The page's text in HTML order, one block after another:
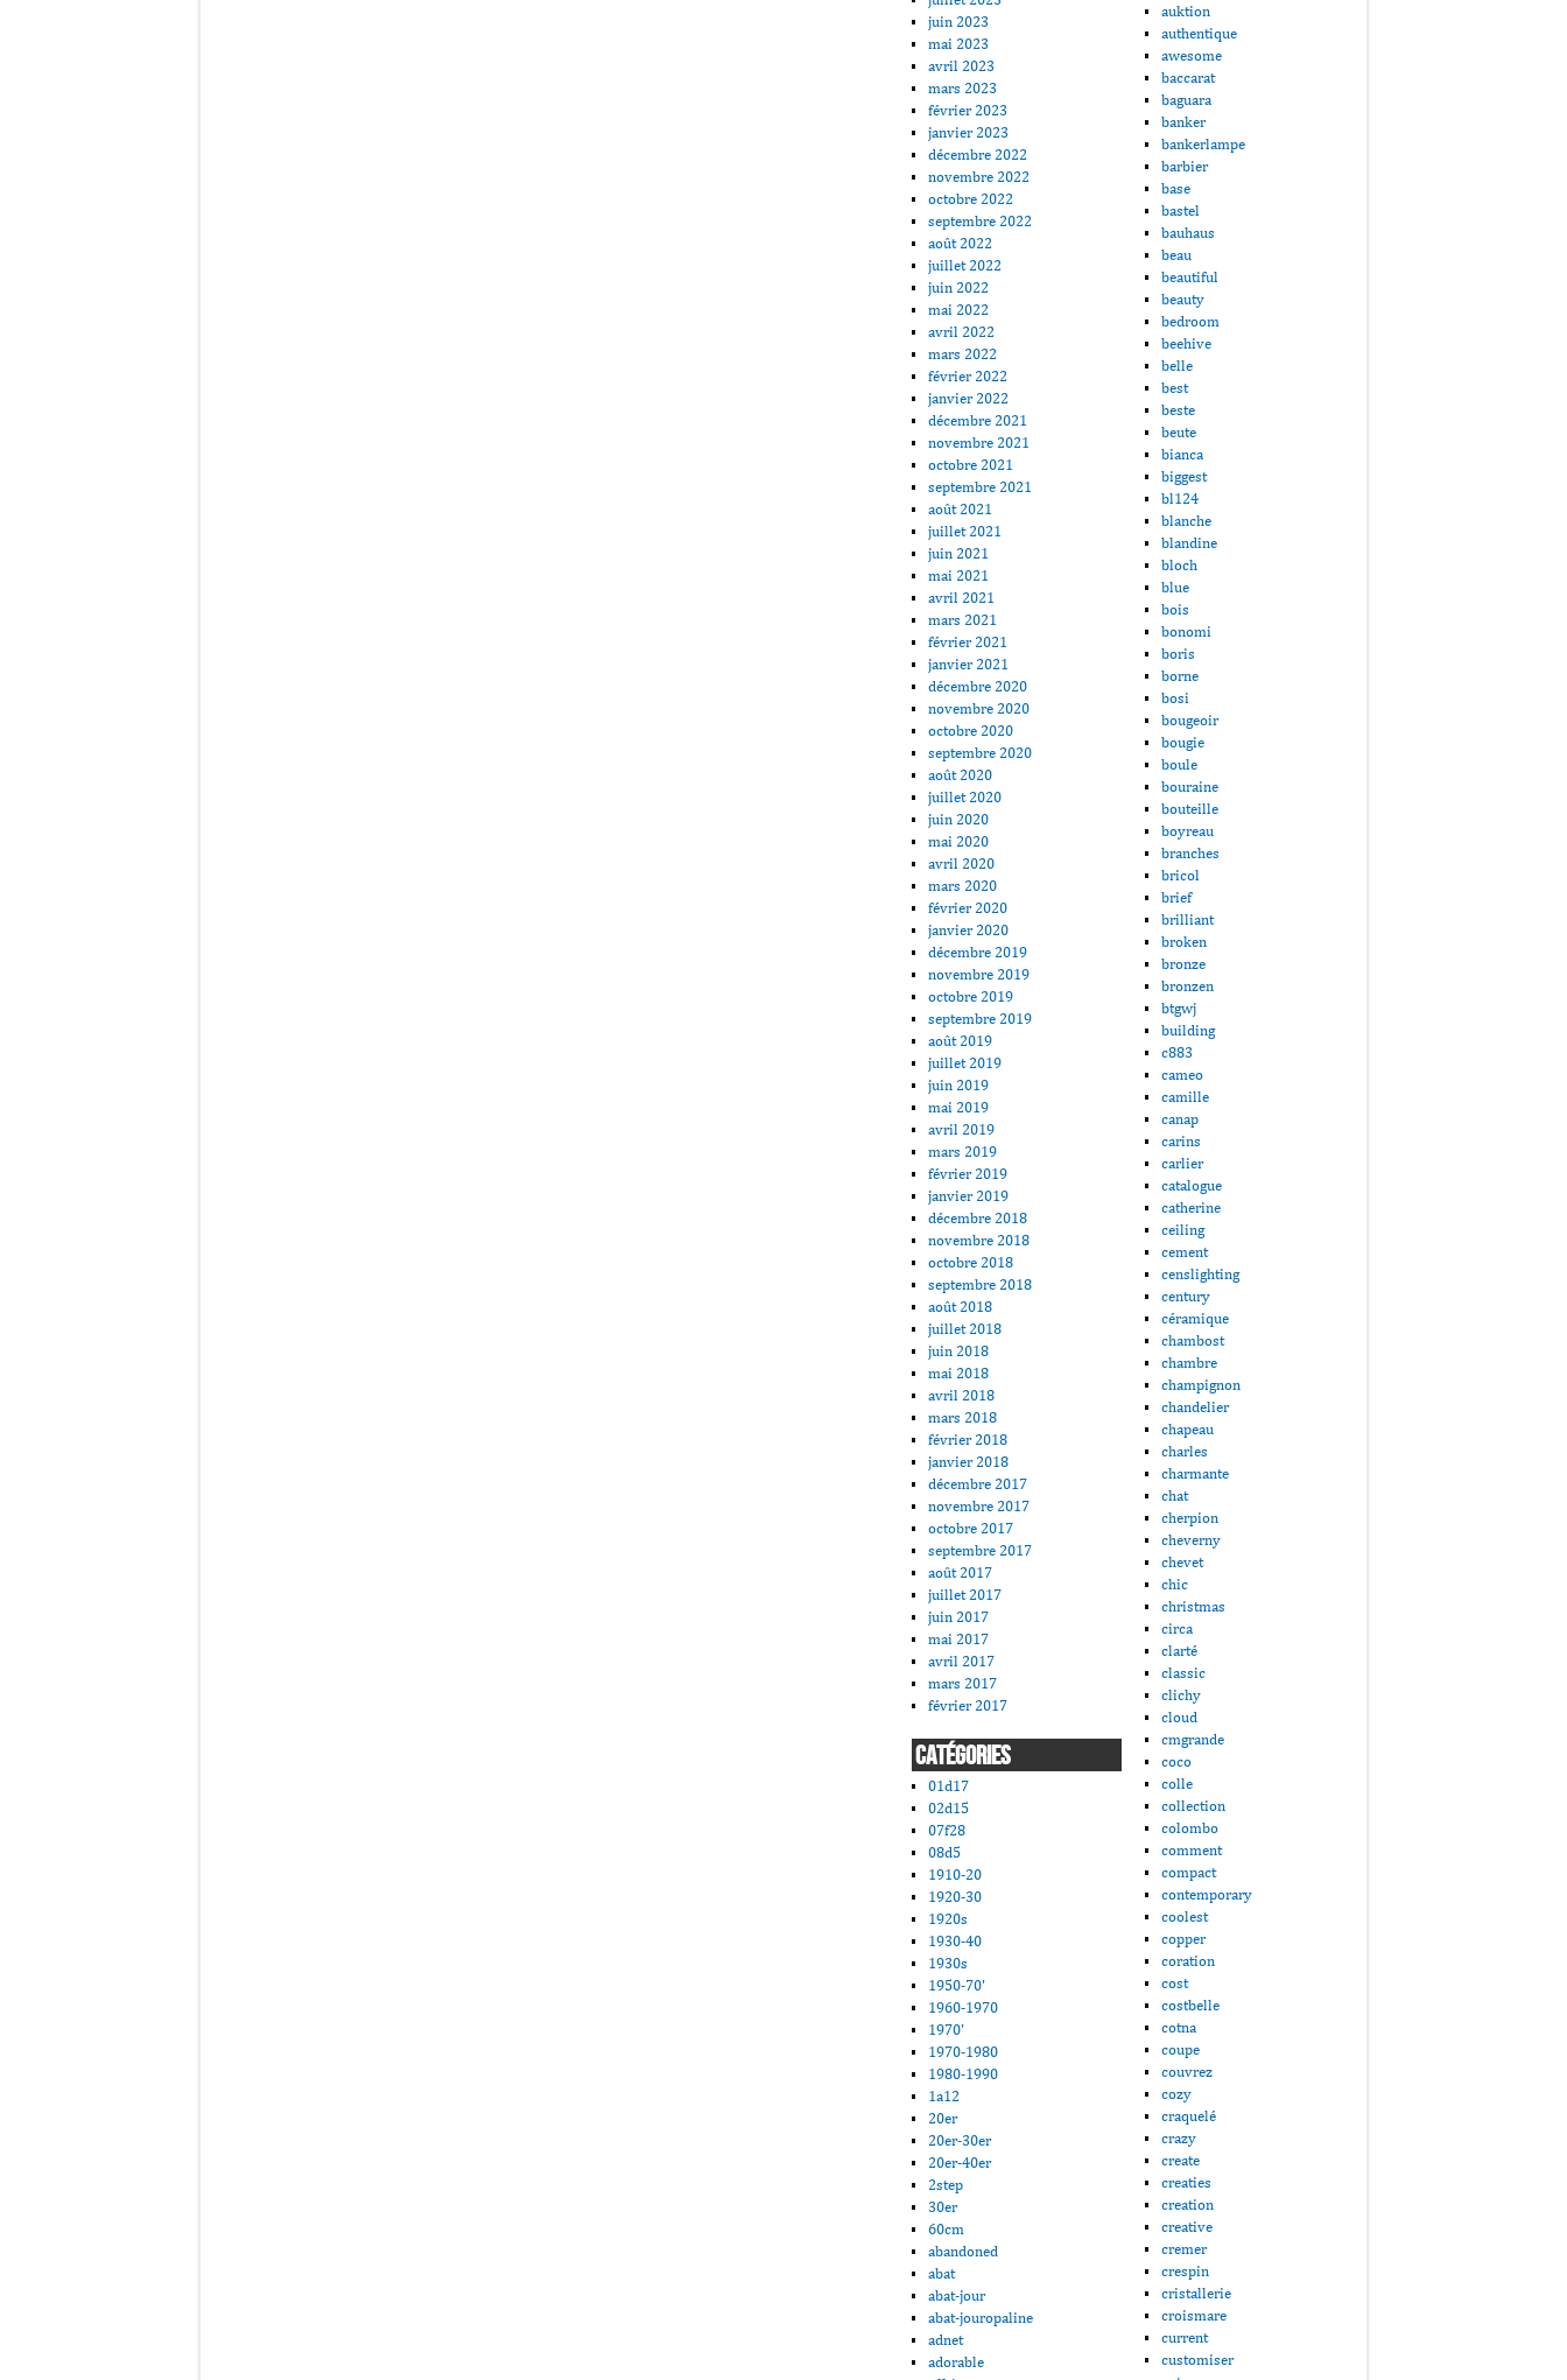
juin 2023
mai 2023
avril 2023
mars 2023
février 2023
janvier 2023
décembre 2022
novembre 2022
octobre 2022
septembre 2022
août 2022
juillet 2022
juin 2022
mai 2022
avril 2022
mars 2022
février 2022
janvier 2022
décembre 2021
novembre 2021
octobre 2021
septembre 2021
août 2021
juillet 2021
juin 2021
mai 2021
avril 2021
mars 2021
février 2021
janvier 2021
décembre 2020
novembre 2020
octobre 2020
septembre 2020
août 2020
juillet 2020
juin 2020
mai 2020
avril 2020
mars 2020
février 2020
janvier 2020
décembre 2019
novembre 2019
octobre 2019
septembre 2019
août 2019
juillet 2019
juin 2019
mai 2019
avril 2019
mars 2019
février 2019
janvier 2019
décembre 2018
novembre 2018
octobre 2018
septembre 2018
août 2018
juillet 2018
juin 2018
mai 2018
avril 2018
mars 2018
février 2018
janvier 2018
décembre 2017
novembre 2017
octobre 2017
septembre 2017
août 2017
juillet 2017
juin 2017
mai 2017
avril 2017
mars 2017
février 2017
CATÉGORIES
01d17
02d15
07f28
08d5
1910-20
1920-30
1920s
1930-40
1930s
1950-70'
1960-1970
1970'
1970-1980
1980-1990
1a12
20er
20er-30er
20er-40er
2step
30er
60cm
abandoned
abat
abat-jour
abat-jouropaline
adnet
adorable
auktion
authentique
awesome
baccarat
baguara
banker
bankerlampe
barbier
base
bastel
bauhaus
beau
beautiful
beauty
bedroom
beehive
belle
best
beste
beute
bianca
biggest
bl124
blanche
blandine
bloch
blue
bois
bonomi
boris
borne
bosi
bougeoir
bougie
boule
bouraine
bouteille
boyreau
branches
bricol
brief
brilliant
broken
bronze
bronzen
btgwj
building
c883
cameo
camille
canap
carins
carlier
catalogue
catherine
ceiling
cement
censlighting
century
céramique
chambost
chambre
champignon
chandelier
chapeau
charles
charmante
chat
cherpion
cheverny
chevet
chic
christmas
circa
clarté
classic
clichy
cloud
cmgrande
coco
colle
collection
colombo
comment
compact
contemporary
coolest
copper
coration
cost
costbelle
cotna
coupe
couvrez
cozy
craquelé
crazy
create
creaties
creation
creative
cremer
crespin
cristallerie
croismare
current
customiser